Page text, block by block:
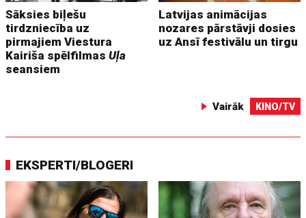
Sāksies biļešu
tirdzniecība uz
pirmajiem Viestura
Kairiša spēlfilmasUļa
seansiem
Latvijas animācijas
nozares pārstāvji dosies
uz Ansī festivālu un tirgu
Vairāk KINO/TV
EKSPERTI/BLOGERI